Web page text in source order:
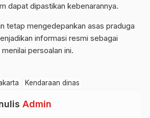
dapat dipastikan kebenarannya.
tetap mengedepankan asas praduga
informasi resmi sebagai
persoalan ini.
Kendaraan dinas
Admin